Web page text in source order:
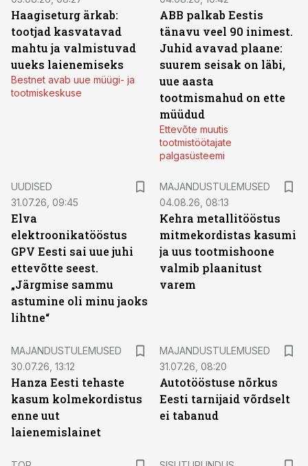
Haagiseturg ärkab:
tootjad kasvatavad
mahtu ja valmistuvad
uueks laienemiseks
Bestnet avab uue müügi- ja
tootmiskeskuse
ABB palkab Eestis
tänavu veel 90 inimest.
Juhid avavad plaane:
suurem seisak on läbi,
uue aasta
tootmismahud on ette
müüdud
Ettevõte muutis
tootmistöötajate
palgasüsteemi
UUDISED
31.07.26, 09:45
Elva
elektroonikatööstus
GPV Eesti sai uue juhi
ettevõtte seest.
„Järgmise sammu
astumine oli minu jaoks
lihtne“
MAJANDUSTULEMUSED
04.08.26, 08:13
Kehra metallitööstus
mitmekordistas kasumi
ja uus tootmishoone
valmib plaanitust
varem
MAJANDUSTULEMUSED
30.07.26, 13:12
Hanza Eesti tehaste
kasum kolmekordistus
enne uut
laienemislainet
MAJANDUSTULEMUSED
31.07.26, 08:20
Autotööstuse nõrkus
Eesti tarnijaid võrdselt
ei tabanud